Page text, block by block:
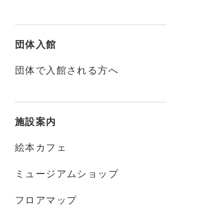
団体入館
団体で入館される方へ
施設案内
絵本カフェ
ミュージアムショップ
フロアマップ